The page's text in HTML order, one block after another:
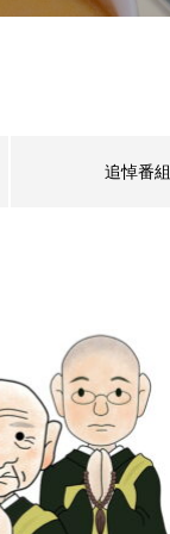
追悼番組